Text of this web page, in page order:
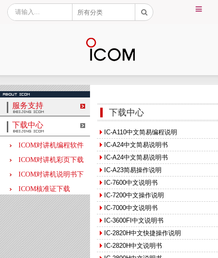
服务支持
下载中心
ICOM对讲机编程软件
ICOM对讲机彩页下载
ICOM对讲机说明书下
ICOM核准证下载
下载中心
IC-A110中文简易编程说明
IC-A24中文简易说明书
IC-A24中文简易说明书
IC-A23简易操作说明
IC-7600中文说明书
IC-7200中文操作说明
IC-7000中文说明书
IC-3600FI中文说明书
IC-2820H中文快捷操作说明
IC-2820H中文说明书